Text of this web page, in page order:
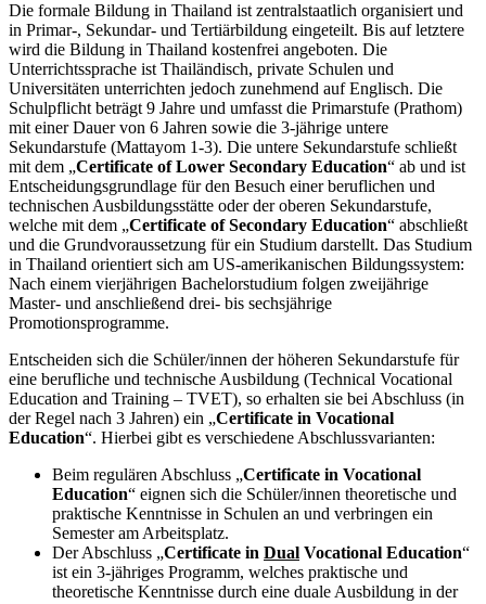
Die formale Bildung in Thailand ist zentralstaatlich organisiert und
in Primar-, Sekundar- und Tertiärbildung eingeteilt. Bis auf letztere
wird die Bildung in Thailand kostenfrei angeboten. Die
Unterrichtssprache ist Thailändisch, private Schulen und
Universitäten unterrichten jedoch zunehmend auf Englisch. Die
Schulpflicht beträgt 9 Jahre und umfasst die Primarstufe (Prathom)
mit einer Dauer von 6 Jahren sowie die 3‑jährige untere
Sekundarstufe (Mattayom 1‑3). Die untere Sekundarstufe schließt
mit dem „Certificate of Lower Secondary Education“ ab und ist
Entscheidungsgrundlage für den Besuch einer beruflichen und
technischen Ausbildungsstätte oder der oberen Sekundarstufe,
welche mit dem „Certificate of Secondary Education“ abschließt
und die Grundvoraussetzung für ein Studium darstellt. Das Studium
in Thailand orientiert sich am US-amerikanischen Bildungssystem:
Nach einem vierjährigen Bachelorstudium folgen zweijährige
Master- und anschließend drei- bis sechsjährige
Promotionsprogramme.
Entscheiden sich die Schüler/innen der höheren Sekundarstufe für
eine berufliche und technische Ausbildung (Technical Vocational
Education and Training – TVET), so erhalten sie bei Abschluss (in
der Regel nach 3 Jahren) ein „Certificate in Vocational
Education“. Hierbei gibt es verschiedene Abschlussvarianten:
Beim regulären Abschluss „Certificate in Vocational
Education“ eignen sich die Schüler/innen theoretische und
praktische Kenntnisse in Schulen an und verbringen ein
Semester am Arbeitsplatz.
Der Abschluss „Certificate in Dual Vocational Education“
ist ein 3‑jähriges Programm, welches praktische und
theoretische Kenntnisse durch eine duale Ausbildung in der